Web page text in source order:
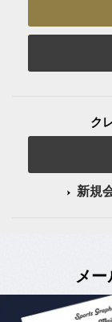
ク
新規
メー